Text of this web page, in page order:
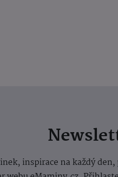
inspirace na každý